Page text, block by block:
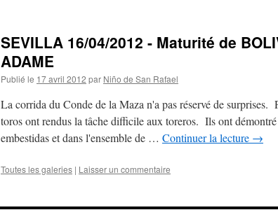
SEVILLA 16/04/2012 - Maturité de
ADAME
Publié le 17 avril 2012 par Niño de San Rafael
La corrida du Conde de la Maza n'a pas réservé de
toros ont rendus la tâche difficile aux toreros. Ils ont démontré
embestidas et dans l'ensemble de … Continuer la lecture →
Toutes les galeries | Laisser un commentaire